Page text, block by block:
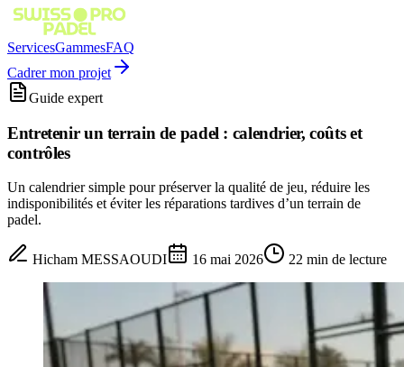
ServicesGammesFAQ
Cadrer mon projet
Guide expert
Entretenir un terrain de padel : calendrier, coûts et
contrôles
Un calendrier simple pour préserver la qualité de jeu, réduire les
indisponibilités et éviter les réparations tardives d’un terrain de
padel.
Hicham MESSAOUDI 16 mai 2026 22 min de lecture